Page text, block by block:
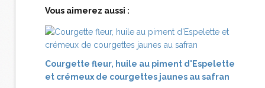
Vous aimerez aussi :
Courgette fleur, huile au piment d'Espelette
et crémeux de courgettes jaunes au safran